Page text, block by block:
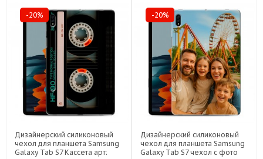
-20%
Дизайнерский силиконовый
чехол для планшета Samsung
Galaxy Tab S7 Кассета арт:
-20%
Дизайнерский силиконовый
чехол для планшета Samsung
Galaxy Tab S7 чехол с фото